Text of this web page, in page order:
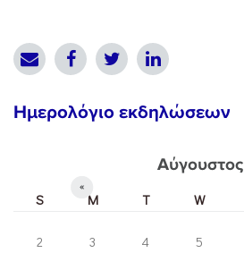
Ημερολόγιο εκδηλώσεων
Αύγουστος
«
S M T W
2
3 4 5